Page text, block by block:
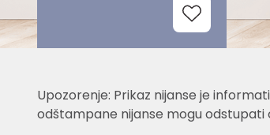
Add to
Upozorenje: Prikaz nijanse je
odštampane nijanse mogu odstupati